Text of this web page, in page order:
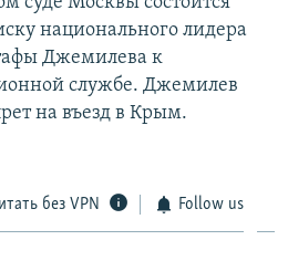
национального лидера
Джемилева к
службе. Джемилев
на въезд в Крым.
без VPN Follow us